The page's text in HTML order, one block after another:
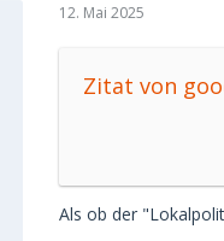
Überweisung
Das kann bei
12. Mai 2025
Zitat von
Als ob der